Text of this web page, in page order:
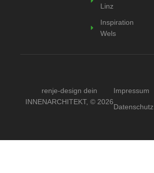
Linz
Inspiration
Wels
renje-design dein
INNENARCHITEKT, © 2026
Impressum
Datenschutz